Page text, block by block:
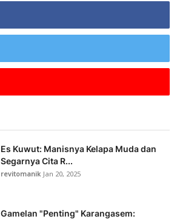
Es Kuwut: Manisnya Kelapa Muda dan
Segarnya Cita R...
revitomanikJan 20, 2025
Gamelan "Penting" Karangasem: